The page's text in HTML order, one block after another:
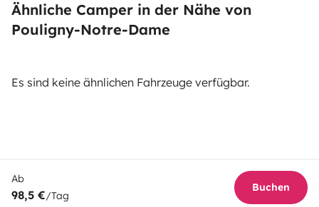
Ähnliche Camper in der Nähe von
Pouligny-Notre-Dame
Es sind keine ähnlichen Fahrzeuge verfügbar.
Ab
98,5 €/Tag
Buchen